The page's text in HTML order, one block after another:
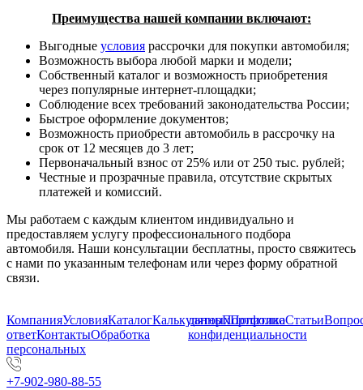
Преимущества нашей компании включают:
Выгодные условия рассрочки для покупки автомобиля;
Возможность выбора любой марки и модели;
Собственный каталог и возможность приобретения
через популярные интернет-площадки;
Соблюдение всех требований законодательства России;
Быстрое оформление документов;
Возможность приобрести автомобиль в рассрочку на
срок от 12 месяцев до 3 лет;
Первоначальный взнос от 25% или от 250 тыс. рублей;
Честные и прозрачные правила, отсутствие скрытых
платежей и комиссий.
Мы работаем с каждым клиентом индивидуально и
предоставляем услугу профессионального подбора
автомобиля. Наши консультации бесплатны, просто свяжитесь
с нами по указанным телефонам или через форму обратной
связи.
КомпанияУсловияКаталогКалькуляторПортфолиоСтатьи
ответКонтактыОбработка
персональных
данныхПолитика
конфиденциальности
+7-902-980-88-55